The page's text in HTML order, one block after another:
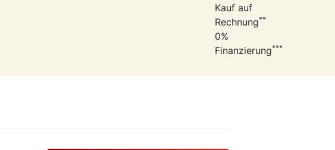
Kauf auf
Rechnung**
0%
Finanzierung***